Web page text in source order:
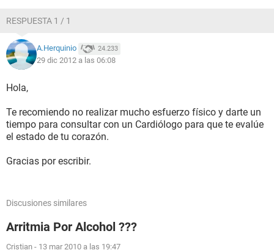
RESPUESTA 1 / 1
A.Herquinio 24.233
29 dic 2012 a las 06:08
Hola,
Te recomiendo no realizar mucho esfuerzo físico y darte un
tiempo para consultar con un Cardiólogo para que te evalúe
el estado de tu corazón.
Gracias por escribir.
Discusiones similares
Arritmia Por Alcohol ???
Cristian - 13 mar 2010 a las 19:47